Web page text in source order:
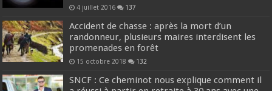
4 juillet 2016 137
Accident de chasse : après la mort d’un
randonneur, plusieurs maires interdisent les
promenades en forêt
15 octobre 2018 132
SNCF : Ce cheminot nous explique comment il